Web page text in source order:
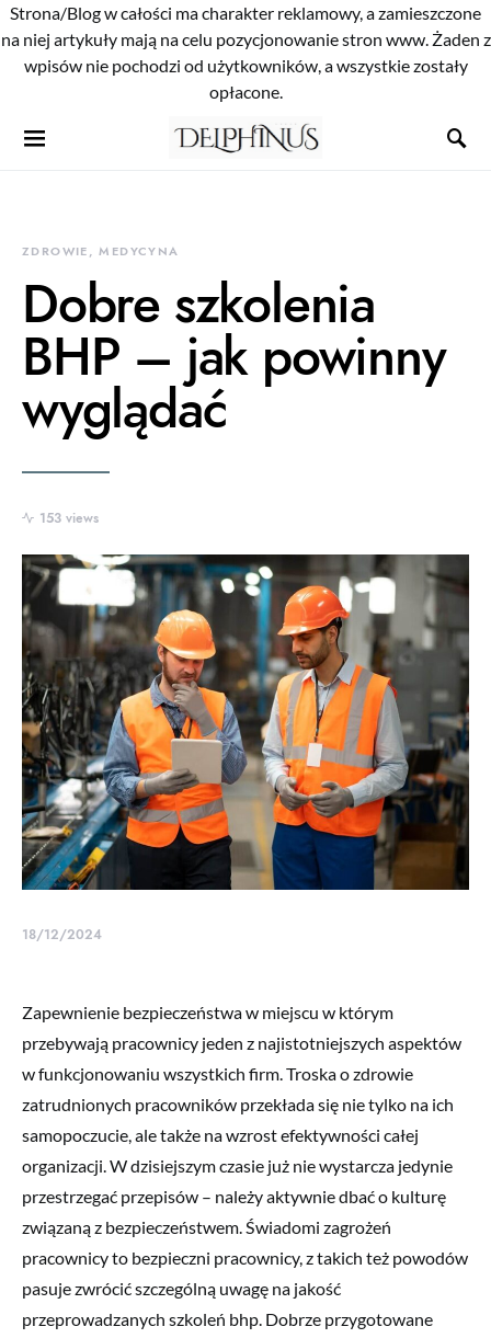
Strona/Blog w całości ma charakter reklamowy, a zamieszczone
na niej artykuły mają na celu pozycjonowanie stron www. Żaden z
wpisów nie pochodzi od użytkowników, a wszystkie zostały
opłacone.
ZDROWIE, MEDYCYNA
Dobre szkolenia
BHP – jak powinny
wyglądać
153 views
18/12/2024
Zapewnienie bezpieczeństwa w miejscu w którym
przebywają pracownicy jeden z najistotniejszych aspektów
w funkcjonowaniu wszystkich firm. Troska o zdrowie
zatrudnionych pracowników przekłada się nie tylko na ich
samopoczucie, ale także na wzrost efektywności całej
organizacji. W dzisiejszym czasie już nie wystarcza jedynie
przestrzegać przepisów – należy aktywnie dbać o kulturę
związaną z bezpieczeństwem. Świadomi zagrożeń
pracownicy to bezpieczni pracownicy, z takich też powodów
pasuje zwrócić szczególną uwagę na jakość
przeprowadzanych szkoleń bhp. Dobrze przygotowane